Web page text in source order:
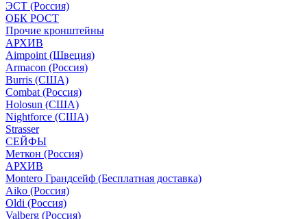
ЭСТ (Россия)
ОБК РОСТ
Прочие кронштейны
АРХИВ
Aimpoint (Швеция)
Armacon (Россия)
Burris (США)
Combat (Россия)
Holosun (США)
Nightforce (США)
Strasser
СЕЙФЫ
Меткон (Россия)
АРХИВ
Montero Грандсейф (Бесплатная доставка)
Aiko (Россия)
Oldi (Россия)
Valberg (Россия)